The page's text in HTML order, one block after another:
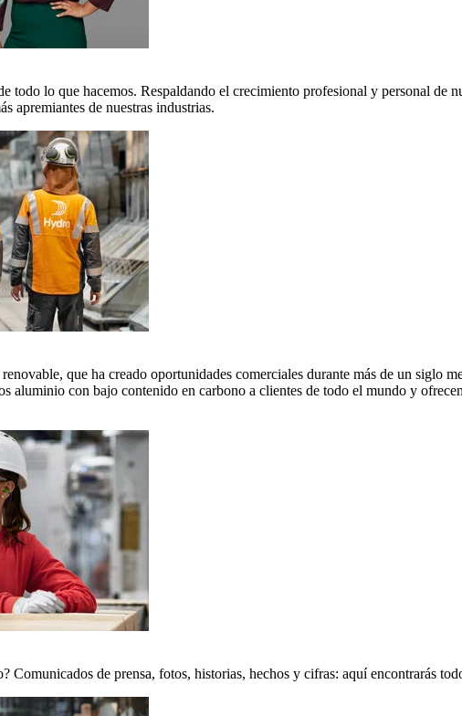
todo lo que hacemos. Respaldando el crecimiento profesional y personal de
apremiantes de nuestras industrias.
que ha creado oportunidades comerciales durante más de un siglo
aluminio con bajo contenido en carbono a clientes de todo el mundo y
Comunicados de prensa, fotos, historias, hechos y cifras: aquí encontrarás